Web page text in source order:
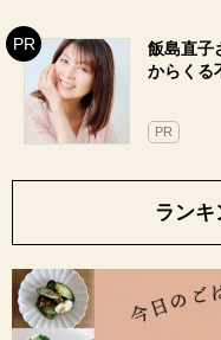
飯島直子
からくる
PR
ランキ